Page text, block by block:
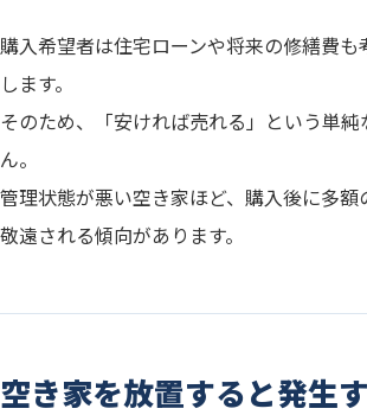
購入希望者は住宅ローンや将来の修繕費
します。
そのため、「安ければ売れる」という単
ん。
管理状態が悪い空き家ほど、購入後に多額
敬遠される傾向があります。
空き家を放置すると発生